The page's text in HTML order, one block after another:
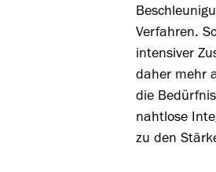
Verfahren.
intensiver
daher mehr
die
nahtlose
zu den